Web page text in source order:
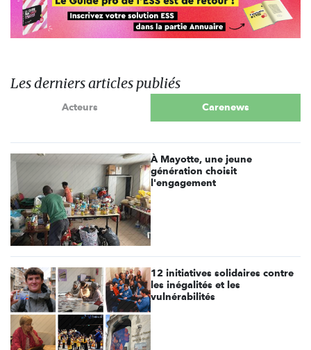
Les derniers articles publiés
Acteurs Carenews
À Mayotte, une jeune
génération choisit
l'engagement
12 initiatives solidaires contre
les inégalités et les
vulnérabilités